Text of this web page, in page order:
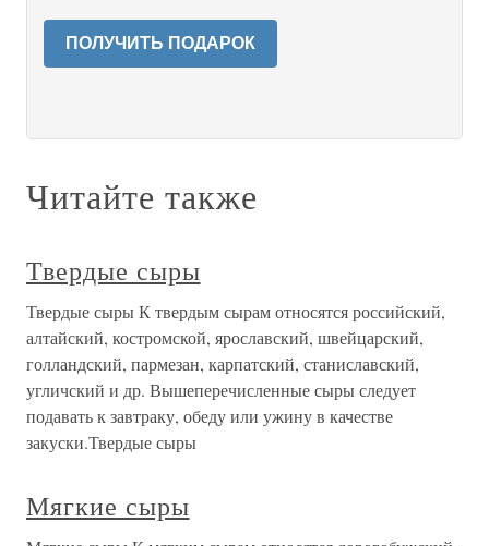
ПОЛУЧИТЬ ПОДАРОК
Читайте также
Твердые сыры
Твердые сыры К твердым сырам относятся российский,
алтайский, костромской, ярославский, швейцарский,
голландский, пармезан, карпатский, станиславский,
угличский и др. Вышеперечисленные сыры следует
подавать к завтраку, обеду или ужину в качестве
закуски.Твердые сыры
Мягкие сыры